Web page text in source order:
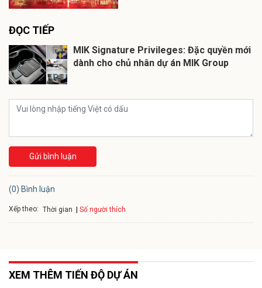
ĐỌC TIẾP
MIK Signature Privileges: Đặc quyền mới
dành cho chủ nhân dự án MIK Group
Gửi bình luận
(0) Bình luận
Xếp theo: Thời gian Số người thích
XEM THÊM TIẾN ĐỘ DỰ ÁN